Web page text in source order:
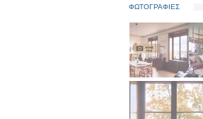
ΦΩΤΟΓΡΑΦΙΕΣ